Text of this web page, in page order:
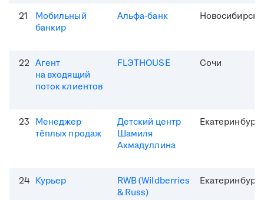
21
Мобильный
банкир
Альфа-банк Новосибирск
22 Агент
на входящий
поток клиентов
FLЭTHOUSE Сочи
23 Менеджер
тёплых продаж
Детский центр
Шамиля
Ахмадуллина
Екатеринбург
24 Курьер
RWB (Wildberries
& Russ)
Екатеринбург